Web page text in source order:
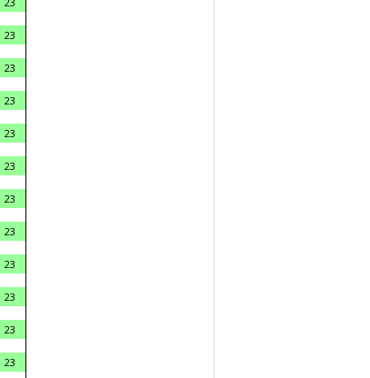
23
23
23
23
23
23
23
23
23
23
23